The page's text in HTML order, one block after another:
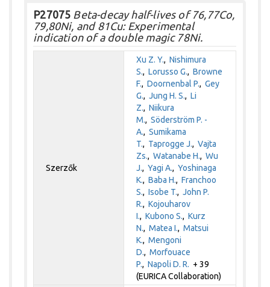
P27075 Beta-decay half-lives of 76,77Co,
79,80Ni, and 81Cu: Experimental
indication of a double magic 78Ni.
Szerzők
Xu Z. Y.,Nishimura
S.,Lorusso G.,Browne
F.,Doornenbal P.,Gey
G.,Jung H. S.,Li
Z.,Niikura
M.,Söderström P. -
A.,Sumikama
T., Taprogge J.,Vajta
Zs.,Watanabe H.,Wu
J.,Yagi A.,Yoshinaga
K.,Baba H.,Franchoo
S.,Isobe T.,John P.
R.,Kojouharov
I.,Kubono S.,Kurz
N.,Matea I.,Matsui
K.,Mengoni
D.,Morfouace
P.,Napoli D. R. + 39
(EURICA Collaboration)